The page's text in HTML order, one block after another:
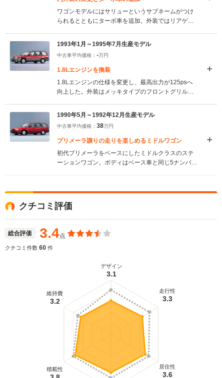
ワゴンモデルにはサリューというサブネームがつけ
られるとともにターボ車を追加。外装ではリアゲー
採用。また室内の小変更やサスペンション形式の変
更でラゲージが拡大された。（1995.8）
1993年1月～1995年7月生産モデル
中古車平均価格： -万円
1.8Lエンジンを換装
1.8Lエンジンの仕様を変更し、最高出力が125psへ
向上した。外装はメッキタイプのフロントグリルを
が変更された。また、サイドドアビームなどの採用
により安全性も強化された。（1993.1）
1990年5月～1992年12月生産モデル
中古車平均価格： 38万円
プリメーラ譲りの走りを楽しめるミドルワゴン
初代プリメーラをベースにしたミドルクラスのステ
ーションワゴン。ボディはベース車と同じ5ナンバー
た。フラットで広大なスペースのラゲージは6:4分割
可倒式のリアシートをアレンジすることで乗車人数
や積載量に応じたスペースを作り出すことが可能
だ。エンジンは2Lと1.8Lの直4、カーゴ（バンモデ
ル）には2Lのディーゼルモデルも設定。ミッション
は5MTと4AT。駆動方式は当初FFのみだったが、
クチコミ評価
総合評価 3.4点
クチコミ件数 60 件
デザイン
3.1
走行性
3.3
居住性
3.6
積載性
維持費
3.2